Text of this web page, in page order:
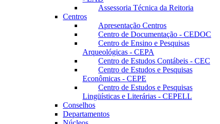
Assessoria Técnica da Reitoria
Centros
Apresentação Centros
Centro de Documentação - CEDOC
Centro de Ensino e Pesquisas
Arqueológicas - CEPA
Centro de Estudos Contábeis - CEC
Centro de Estudos e Pesquisas
Econômicas - CEPE
Centro de Estudos e Pesquisas
Lingüísticas e Literárias - CEPELL
Conselhos
Departamentos